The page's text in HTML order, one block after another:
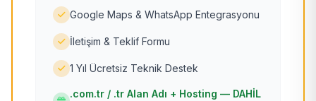
Google Maps & WhatsApp Entegrasyonu
İletişim & Teklif Formu
1 Yıl Ücretsiz Teknik Destek
.com.tr / .tr Alan Adı + Hosting — DAHİL